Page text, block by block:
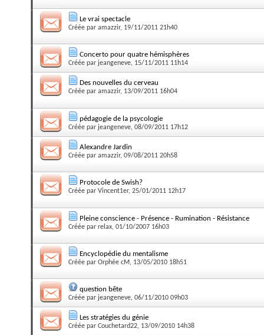
Le vrai spectacle
Créée par amazzir, 19/11/2011 21h40
Concerto pour quatre hémisphères
Créée par jeangeneve, 15/11/2011 11h14
Des nouvelles du cerveau
Créée par amazzir, 13/09/2011 16h04
pédagogie de la psycologie
Créée par jeangeneve, 08/09/2011 17h12
Alexandre Jardin
Créée par amazzir, 09/08/2011 20h58
Protocole de Swish?
Créée par Vincent1er, 25/01/2011 12h17
Pleine conscience - Présence - Rumination - Résistance
Créée par relax, 01/10/2007 16h03
Encyclopédie du mentalisme
Créée par Orphée cM, 13/05/2010 18h51
question bête
Créée par jeangeneve, 06/11/2010 09h03
Les stratégies du génie
Créée par Couchetard22, 13/09/2010 14h38